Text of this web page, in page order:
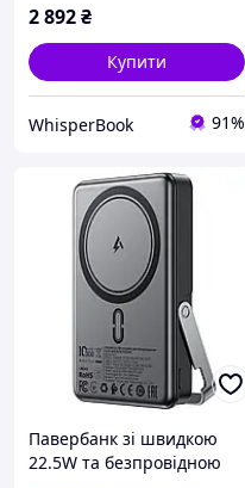
2 892₴
Купити
WhisperBook 91%
Павербанк зі швидкою
22.5W та безпровідною